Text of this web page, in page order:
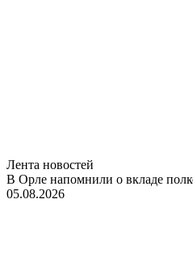
Лента новостей
В Орле напомнили о вкладе
05.08.2026